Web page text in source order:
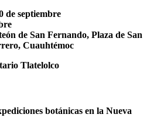
de septiembre
de San Fernando, Plaza de San
Cuauhtémoc
Tlatelolco
botánicas en la Nueva